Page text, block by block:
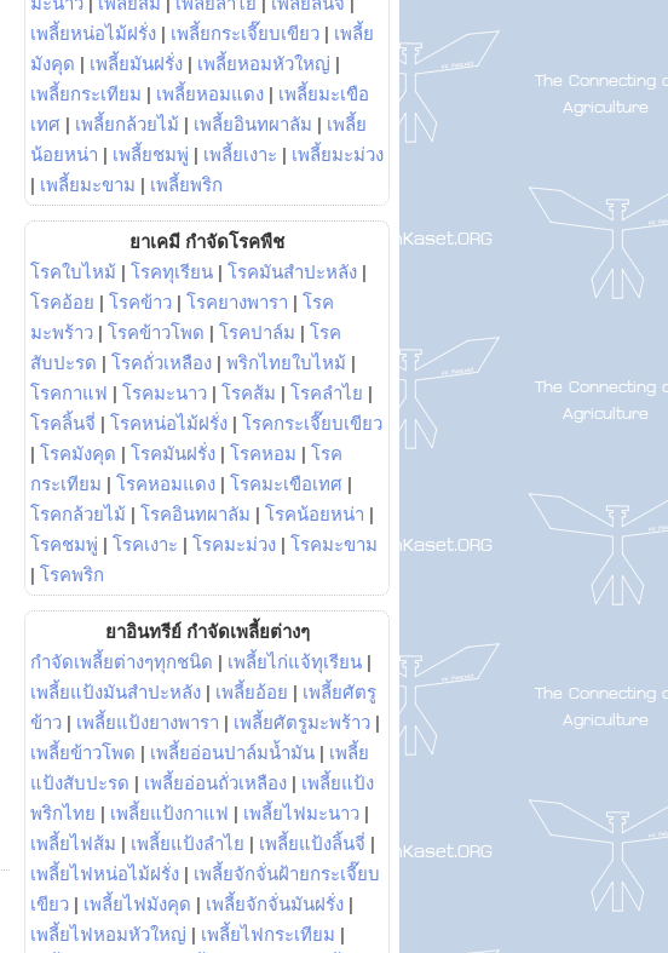
เพลี้ยหน่อไม้ฝรั่ง | เพลี้ยกระเจี๊ยบเขียว | เพลี้ย
มังคุด | เพลี้ยมันฝรั่ง | เพลี้ยหอมหัวใหญ่ |
เพลี้ยกระเทียม | เพลี้ยหอมแดง | เพลี้ยมะเขือ
เทศ | เพลี้ยกล้วยไม้ | เพลี้ยอินทผาลัม | เพลี้ย
น้อยหน่า | เพลี้ยชมพู่ | เพลี้ยเงาะ | เพลี้ยมะม่วง
| เพลี้ยมะขาม | เพลี้ยพริก
ยาเคมี กำจัดโรคพืช
โรคใบไหม้ | โรคทุเรียน | โรคมันสำปะหลัง |
โรคอ้อย | โรคข้าว | โรคยางพารา | โรค
มะพร้าว | โรคข้าวโพด | โรคปาล์ม | โรค
สับปะรด | โรคถั่วเหลือง | พริกไทยใบไหม้ |
โรคกาแฟ | โรคมะนาว | โรคส้ม | โรคลำไย |
โรคลิ้นจี่ | โรคหน่อไม้ฝรั่ง | โรคกระเจี๊ยบเขียว
| โรคมังคุด | โรคมันฝรั่ง | โรคหอม | โรค
กระเทียม | โรคหอมแดง | โรคมะเขือเทศ |
โรคกล้วยไม้ | โรคอินทผาลัม | โรคน้อยหน่า |
โรคชมพู่ | โรคเงาะ | โรคมะม่วง | โรคมะขาม
| โรคพริก
ยาอินทรีย์ กำจัดเพลี้ยต่างๆ
กำจัดเพลี้ยต่างๆทุกชนิด | เพลี้ยไก่แจ้ทุเรียน |
เพลี้ยแป้งมันสำปะหลัง | เพลี้ยอ้อย | เพลี้ยศัตรู
ข้าว | เพลี้ยแป้งยางพารา | เพลี้ยศัตรูมะพร้าว |
เพลี้ยข้าวโพด | เพลี้ยอ่อนปาล์มน้ำมัน | เพลี้ย
แป้งสับปะรด | เพลี้ยอ่อนถั่วเหลือง | เพลี้ยแป้ง
พริกไทย | เพลี้ยแป้งกาแฟ | เพลี้ยไฟมะนาว |
เพลี้ยไฟส้ม | เพลี้ยแป้งลำไย | เพลี้ยแป้งลิ้นจี่ |
เพลี้ยไฟหน่อไม้ฝรั่ง | เพลี้ยจักจั่นฝ้ายกระเจี๊ยบ
เขียว | เพลี้ยไฟมังคุด | เพลี้ยจักจั่นมันฝรั่ง |
เพลี้ยไฟหอมหัวใหญ่ | เพลี้ยไฟกระเทียม |